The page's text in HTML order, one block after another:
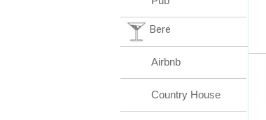
Bere
Airbnb
Country House